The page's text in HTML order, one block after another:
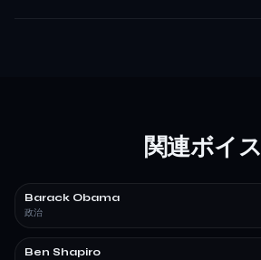
関連ボイス
Barack Obama
政治
Ben Shapiro